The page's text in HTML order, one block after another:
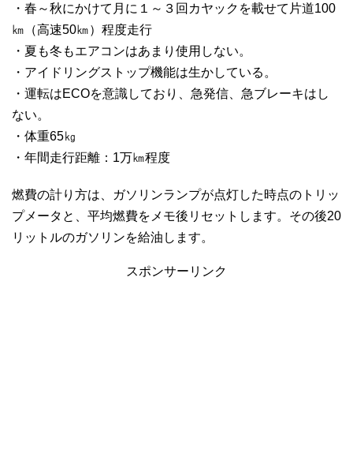
・春～秋にかけて月に１～３回カヤックを載せて片道100
㎞（高速50㎞）程度走行
・夏も冬もエアコンはあまり使用しない。
・アイドリングストップ機能は生かしている。
・運転はECOを意識しており、急発信、急ブレーキはし
ない。
・体重65㎏
・年間走行距離：1万㎞程度
燃費の計り方は、ガソリンランプが点灯した時点のトリッ
プメータと、平均燃費をメモ後リセットします。その後20
リットルのガソリンを給油します。
スポンサーリンク